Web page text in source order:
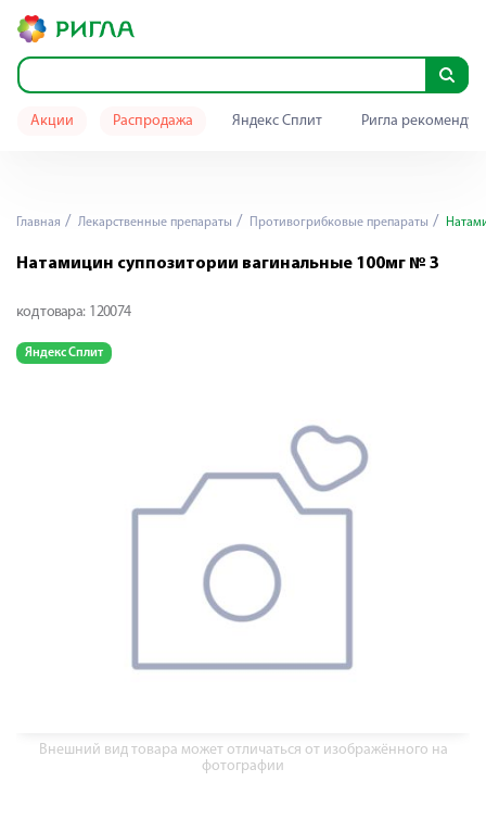
Акции Распродажа Яндекс Сплит Ригла
Главная Лекарственные препараты Противогрибковые препараты
Натамицин суппозитории вагинальные 100мг № 3
код товара: 120074
Яндекс Сплит
Внешний вид товара может отличаться от изображённого на
фотографии